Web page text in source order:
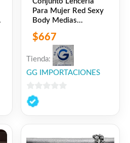
Para Mujer Red Sexy
Body Medias
Portaliga Negro
Único
$667
Tienda:
GG IMPORTACIONES
0
de